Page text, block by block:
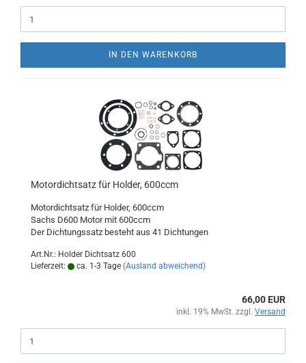
IN DEN WARENKORB
Motordichtsatz für Holder, 600ccm
Motordichtsatz für Holder, 600ccm
Sachs D600 Motor mit 600ccm
Der Dichtungssatz besteht aus 41 Dichtungen
Art.Nr.: Holder Dichtsatz 600
Lieferzeit:
ca. 1-3 Tage (Ausland abweichend)
66,00 EUR
inkl. 19% MwSt. zzgl. Versand